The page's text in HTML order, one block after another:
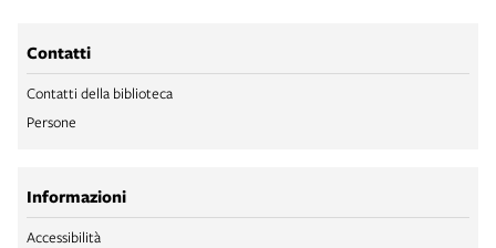
Contatti
Contatti della biblioteca
Persone
Informazioni
Accessibilità